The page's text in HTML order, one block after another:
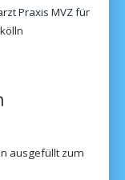
Praxis MVZ für
ausgefüllt zum